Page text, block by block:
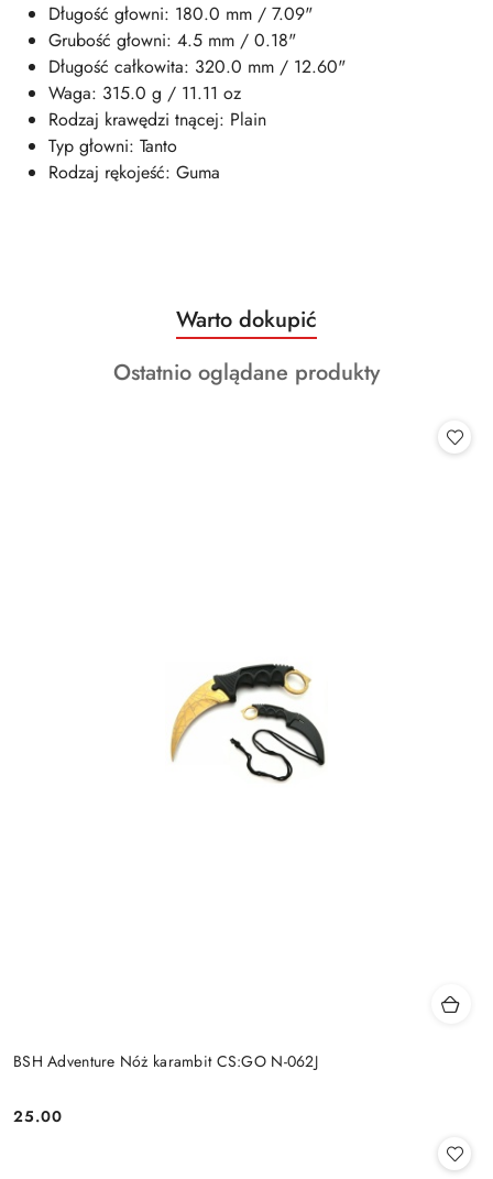
Długość głowni: 180.0 mm / 7.09"
Grubość głowni: 4.5 mm / 0.18"
Długość całkowita: 320.0 mm / 12.60"
Waga: 315.0 g / 11.11 oz
Rodzaj krawędzi tnącej: Plain
Typ głowni: Tanto
Rodzaj rękojeść: Guma
Pomiń karuzelę produktów
Produkty
o
statusie:
Warto dokupić
Produkty
Ostatnio oglądane produkty
BSH Adventure Nóż karambit CS:GO N-062J
Cena:
25.00